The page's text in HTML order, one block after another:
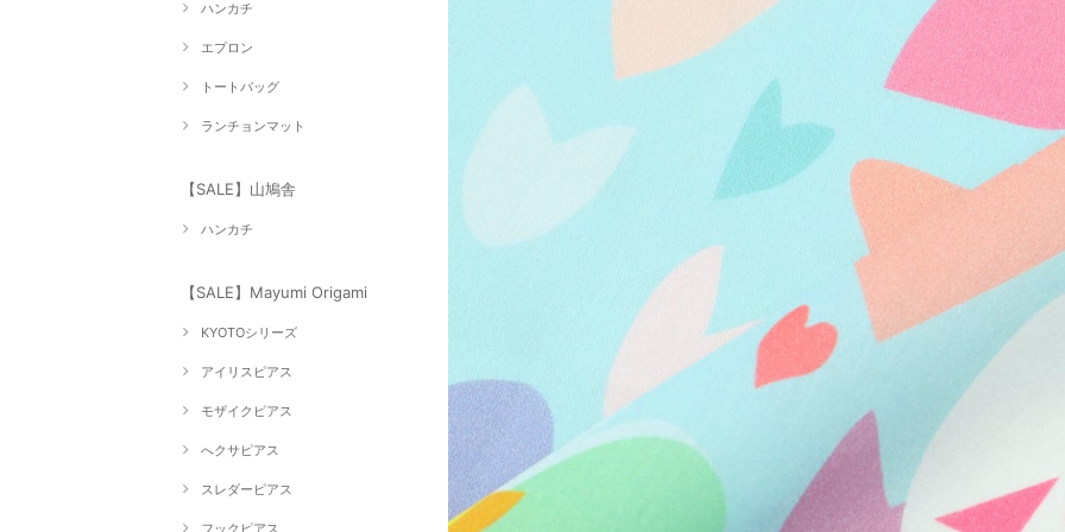
ハンカチ
エプロン
トートバッグ
ランチョンマット
【SALE】山鳩舎
ハンカチ
【SALE】Mayumi Origami
KYOTOシリーズ
アイリスピアス
モザイクピアス
へクサピアス
スレダーピアス